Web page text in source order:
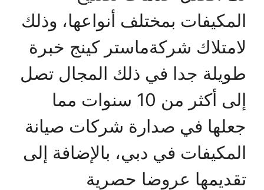
المكيفات بمختلف أنواعها، وذلك
لامتلاك شركةماستر كينج خبرة
طويلة جدا في ذلك المجال تصل
إلى أكثر من 10 سنوات مما
جعلها في صدارة شركات صيانة
المكيفات في دبي، بالإضافة إلى
تقديمها عروضا حصرية